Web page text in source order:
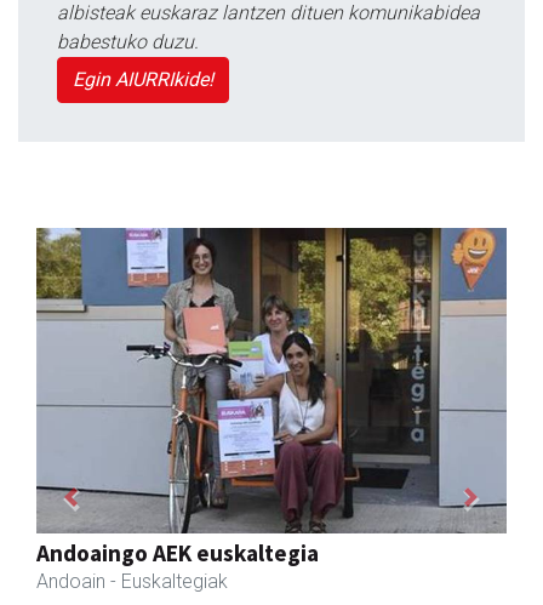
albisteak euskaraz lantzen dituen komunikabidea
babestuko duzu.
Egin AIURRIkide!
Coviran Karrika
Andoain - Janari-dendak
Previous Next